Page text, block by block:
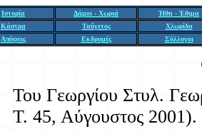
Ιστορία Δήμοι - Χωριά
Ήθη - Έθιμα
Κάστρα Ταΰγετος
Χλωρίδα
Απόψεις Εκδρομές Σύλλογοι
Του Γεωργίου Στυλ.
Τ. 45, Αύγουστος 2001).